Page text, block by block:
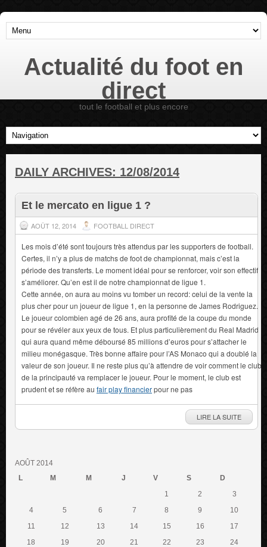
Actualité du foot en
direct
tout le football et plus encore
DAILY ARCHIVES: 12/08/2014
Et le mercato en ligue 1 ?
AOÛT 12, 2014 FOOTBALL DIRECT
Les mois d’été sont toujours très attendus par les supporters de football.
Certes, il n’y a plus de matchs de foot de championnat, mais c’est la
période des transferts. Le moment idéal pour se renforcer, voir son effectif
s’améliorer. Qu’en est il de notre championnat de ligue 1.
Cette année, on aura au moins vu tomber un record: celui de la vente la
plus cher pour un joueur de ligue 1, en la personne de James Rodriguez.
Le joueur colombien agé de 26 ans, aura profité de la coupe du monde
pour se révéler aux yeux de tous. Et plus particulièrement du Real Madrid
qui aura quand même déboursé 85 millions d’euros pour s’attacher le
milieu monégasque. Très bonne affaire pour l’AS Monaco qui a doublé la
valeur de son joueur. Il ne reste plus qu’à attendre de voir comment le club
de la principauté va remplacer le joueur. Pour le moment, le club est
prudent et se réfère au fair play financierpour ne pas
LIRE LA SUITE
AOÛT 2014
L
M M J V S D
1 2
3
4
5 6 7 8 9
10
11
12 13 14 15 16
17
18
19 20 21 22 23
24